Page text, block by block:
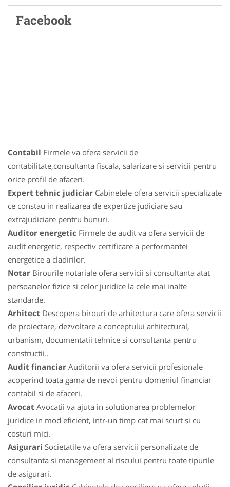
Facebook
Contabil Firmele va ofera servicii de
contabilitate,consultanta fiscala, salarizare si servicii pentru
orice profil de afaceri.
Expert tehnic judiciar Cabinetele ofera servicii specializate
ce constau in realizarea de expertize judiciare sau
extrajudiciare pentru bunuri.
Auditor energetic Firmele de audit va ofera servicii de
audit energetic, respectiv certificare a performantei
energetice a cladirilor.
Notar Birourile notariale ofera servicii si consultanta atat
persoanelor fizice si celor juridice la cele mai inalte
standarde.
Arhitect Descopera birouri de arhitectura care ofera servicii
de proiectare, dezvoltare a conceptului arhitectural,
urbanism, documentatii tehnice si consultanta pentru
constructii..
Audit financiar Auditorii va ofera servicii profesionale
acoperind toata gama de nevoi pentru domeniul financiar
contabil si de afaceri.
Avocat Avocatii va ajuta in solutionarea problemelor
juridice in mod eficient, intr-un timp cat mai scurt si cu
costuri mici.
Asigurari Societatile va ofera servicii personalizate de
consultanta si management al riscului pentru toate tipurile
de asigurari.